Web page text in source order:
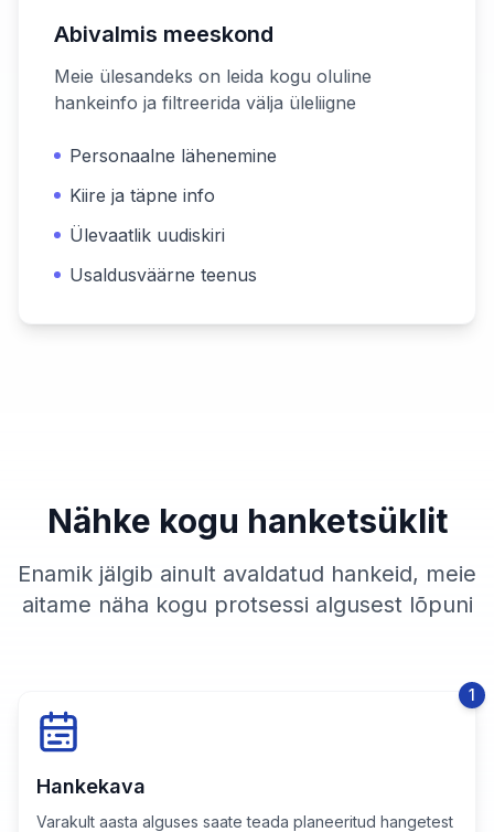
Abivalmis meeskond
Meie ülesandeks on leida kogu oluline
hankeinfo ja filtreerida välja üleliigne
Personaalne lähenemine
Kiire ja täpne info
Ülevaatlik uudiskiri
Usaldusväärne teenus
Nähke kogu hanketsüklit
Enamik jälgib ainult avaldatud hankeid, meie
aitame näha kogu protsessi algusest lõpuni
1
Hankekava
Varakult aasta alguses saate teada planeeritud hangetest